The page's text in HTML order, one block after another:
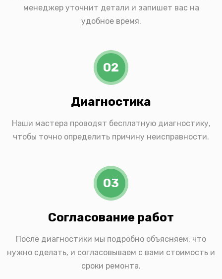
менеджер уточнит детали и запишет вас на
удобное время.
02
Диагностика
Наши мастера проводят бесплатную диагностику,
чтобы точно определить причину неисправности.
03
Согласование работ
После диагностики мы подробно объясняем, что
нужно сделать, и согласовываем с вами стоимость и
сроки ремонта.